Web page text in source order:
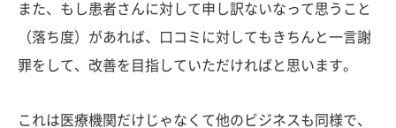
また、もし患者さんに対して申し訳ないなって思うこと
（落ち度）があれば、口コミに対してもきちんと一言謝
罪をして、改善を目指していただければと思います。
これは医療機関だけじゃなくて他のビジネスも同様で、